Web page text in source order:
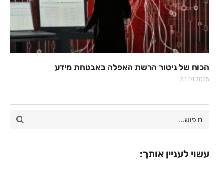
עשוי לעניין אותך:
הכוח של ניטור הרשת האפלה באבטחת מידע
23.01.2025